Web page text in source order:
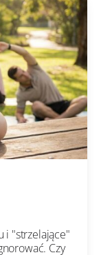
i "strzelające"
Czy